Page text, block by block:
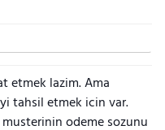
etmek lazim. Ama
tahsil etmek icin var.
odeme sozunu